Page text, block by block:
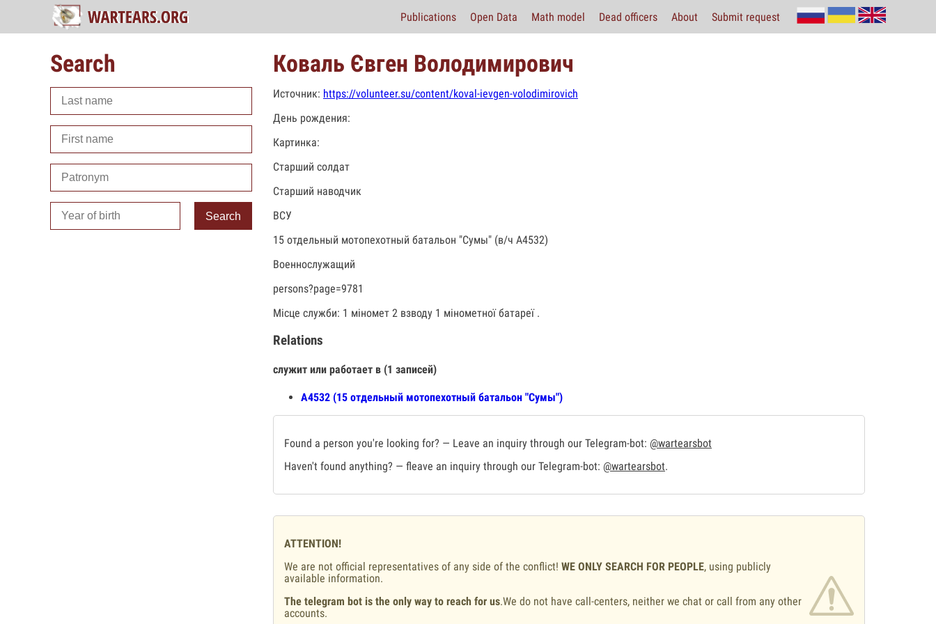
Publications Open Data Math model Dead officers About Submit request
Search
Search
Коваль Євген Володимирович
Источник: https://volunteer.su/content/koval-ievgen-volodimirovich
День рождения:
Картинка:
Старший солдат
Старший наводчик
ВСУ
15 отдельный мотопехотный батальон "Сумы" (в/ч А4532)
Военнослужащий
persons?page=9781
Місце служби: 1 міномет 2 взводу 1 мінометної батареї .
Relations
служит или работает в (1 записей)
А4532 (15 отдельный мотопехотный батальон "Сумы")
Found a person you're looking for? — Leave an inquiry through our Telegram-bot: @wartearsbot
Haven't found anything? — fleave an inquiry through our Telegram-bot: @wartearsbot.
ATTENTION!
We are not official representatives of any side of the conflict! WE ONLY SEARCH FOR PEOPLE, using publicly
available information.
The telegram bot is the only way to reach for us.We do not have call-centers, neither we chat or call from any other
accounts.